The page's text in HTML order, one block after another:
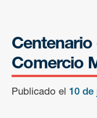
Centenario
Comercio
Publicado el 10 de